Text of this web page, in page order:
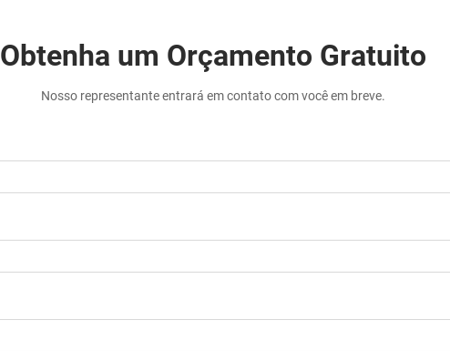
Obtenha um Orçamento Gratuito
Nosso representante entrará em contato com você em breve.